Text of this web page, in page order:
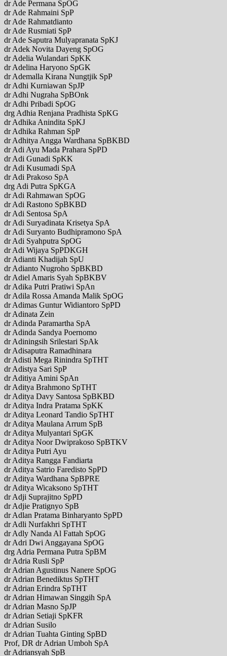
dr Ade Permana SpOG
dr Ade Rahmaini SpP
dr Ade Rahmatdianto
dr Ade Rusmiati SpP
dr Ade Saputra Mulyapranata SpKJ
dr Adek Novita Dayeng SpOG
dr Adelia Wulandari SpKK
dr Adelina Haryono SpGK
dr Ademalla Kirana Nungtjik SpP
dr Adhi Kurniawan SpJP
dr Adhi Nugraha SpBOnk
dr Adhi Pribadi SpOG
drg Adhia Renjana Pradhista SpKG
dr Adhika Anindita SpKJ
dr Adhika Rahman SpP
dr Adhitya Angga Wardhana SpBKBD
dr Adi Ayu Mada Prahara SpPD
dr Adi Gunadi SpKK
dr Adi Kusumadi SpA
dr Adi Prakoso SpA
drg Adi Putra SpKGA
dr Adi Rahmawan SpOG
dr Adi Rastono SpBKBD
dr Adi Sentosa SpA
dr Adi Suryadinata Krisetya SpA
dr Adi Suryanto Budhipramono SpA
dr Adi Syahputra SpOG
dr Adi Wijaya SpPDKGH
dr Adianti Khadijah SpU
dr Adianto Nugroho SpBKBD
dr Adiel Amaris Syah SpBKBV
dr Adika Putri Pratiwi SpAn
dr Adila Rossa Amanda Malik SpOG
dr Adimas Guntur Widiantoro SpPD
dr Adinata Zein
dr Adinda Paramartha SpA
dr Adinda Sandya Poernomo
dr Adiningsih Srilestari SpAk
dr Adisaputra Ramadhinara
dr Adisti Mega Rinindra SpTHT
dr Adistya Sari SpP
dr Aditiya Amini SpAn
dr Aditya Brahmono SpTHT
dr Aditya Davy Santosa SpBKBD
dr Aditya Indra Pratama SpKK
dr Aditya Leonard Tandio SpTHT
dr Aditya Maulana Arrum SpB
dr Aditya Mulyantari SpGK
dr Aditya Noor Dwiprakoso SpBTKV
dr Aditya Putri Ayu
dr Aditya Rangga Fandiarta
dr Aditya Satrio Faredisto SpPD
dr Aditya Wardhana SpBPRE
dr Aditya Wicaksono SpTHT
dr Adji Suprajitno SpPD
dr Adjie Pratignyo SpB
dr Adlan Pratama Binharyanto SpPD
dr Adli Nurfakhri SpTHT
dr Adly Nanda Al Fattah SpOG
dr Adri Dwi Anggayana SpOG
drg Adria Permana Putra SpBM
dr Adria Rusli SpP
dr Adrian Agustinus Nanere SpOG
dr Adrian Benediktus SpTHT
dr Adrian Erindra SpTHT
dr Adrian Himawan Singgih SpA
dr Adrian Masno SpJP
dr Adrian Setiaji SpKFR
dr Adrian Susilo
dr Adrian Tuahta Ginting SpBD
Prof, DR dr Adrian Umboh SpA
dr Adriansyah SpB